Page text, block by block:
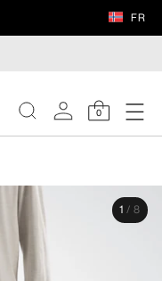
FR
0
1 / 8